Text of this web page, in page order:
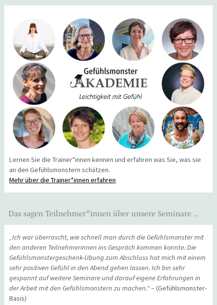
Lernen Sie die Trainer*innen kennen und erfahren was Sie, was sie
an den Gefühlsmonstern schätzen.
Mehr über die Trainer*innen erfahren
Das sagen Teilnehmer*innen über unsere Seminare …
„Ich war überrascht, wie schnell man durch die Gefühlsmonster mit
den anderen Teilnehmerinnen ins Gespräch kommen konnte. Die
Gefühlsmonstergeschenk-Übung zum Abschluss hat mich mit einem
sehr positiven Gefühl in den Abend gehen lassen. Ich bin sehr
gespannt auf weitere Seminare und darauf eigene Erfahrungen in
der Arbeit mit den Gefühlsmonstern zu machen.“– (Gefühlsmonster-
Basis)